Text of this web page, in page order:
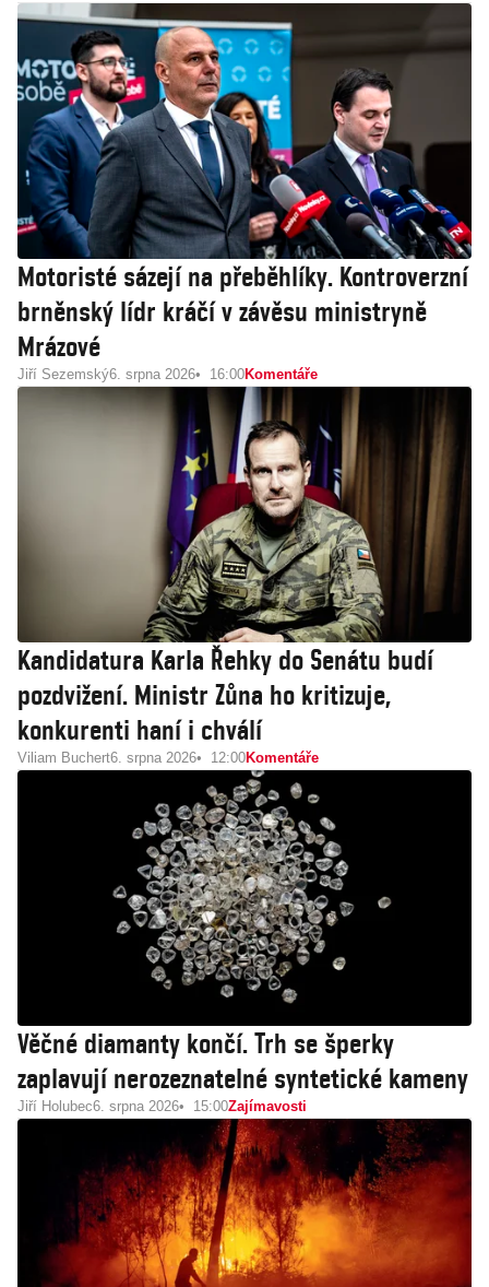
Motoristé sázejí na přeběhlíky. Kontroverzní
brněnský lídr kráčí v závěsu ministryně
Mrázové
Jiří Sezemský6. srpna 2026 16:00Komentáře
Kandidatura Karla Řehky do Senátu budí
pozdvižení. Ministr Zůna ho kritizuje,
konkurenti haní i chválí
Viliam Buchert6. srpna 2026 12:00Komentáře
Věčné diamanty končí. Trh se šperky
zaplavují nerozeznatelné syntetické kameny
Jiří Holubec6. srpna 2026 15:00Zajímavosti